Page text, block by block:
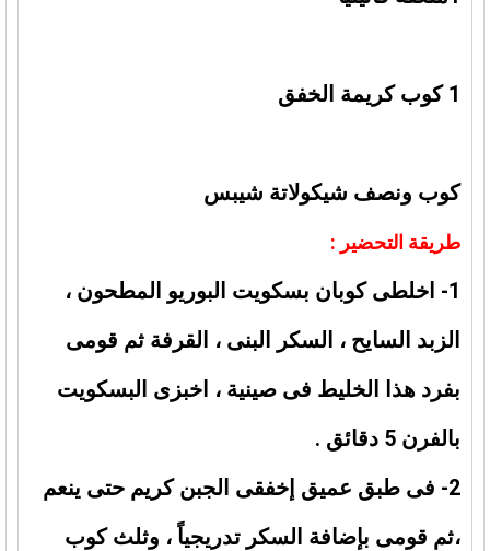
1 كوب كريمة الخفق
كوب ونصف شيكولاتة شيبس
طريقة التحضير :
1- اخلطى كوبان بسكويت البوريو المطحون ،
الزبد السايح ، السكر البنى ، القرفة ثم قومى
بفرد هذا الخليط فى صينية ، اخبزى البسكويت
بالفرن 5 دقائق .
2- فى طبق عميق إخفقى الجبن كريم حتى ينعم
،ثم قومى بإضافة السكر تدريجياً ، وثلث كوب